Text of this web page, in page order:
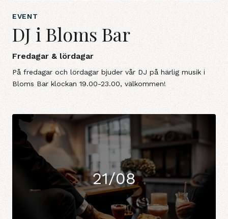
EVENT
DJ i Bloms Bar
Fredagar & lördagar
På fredagar och lördagar bjuder vår DJ på härlig musik i
Bloms Bar klockan 19.00-23.00, välkommen!
21/08